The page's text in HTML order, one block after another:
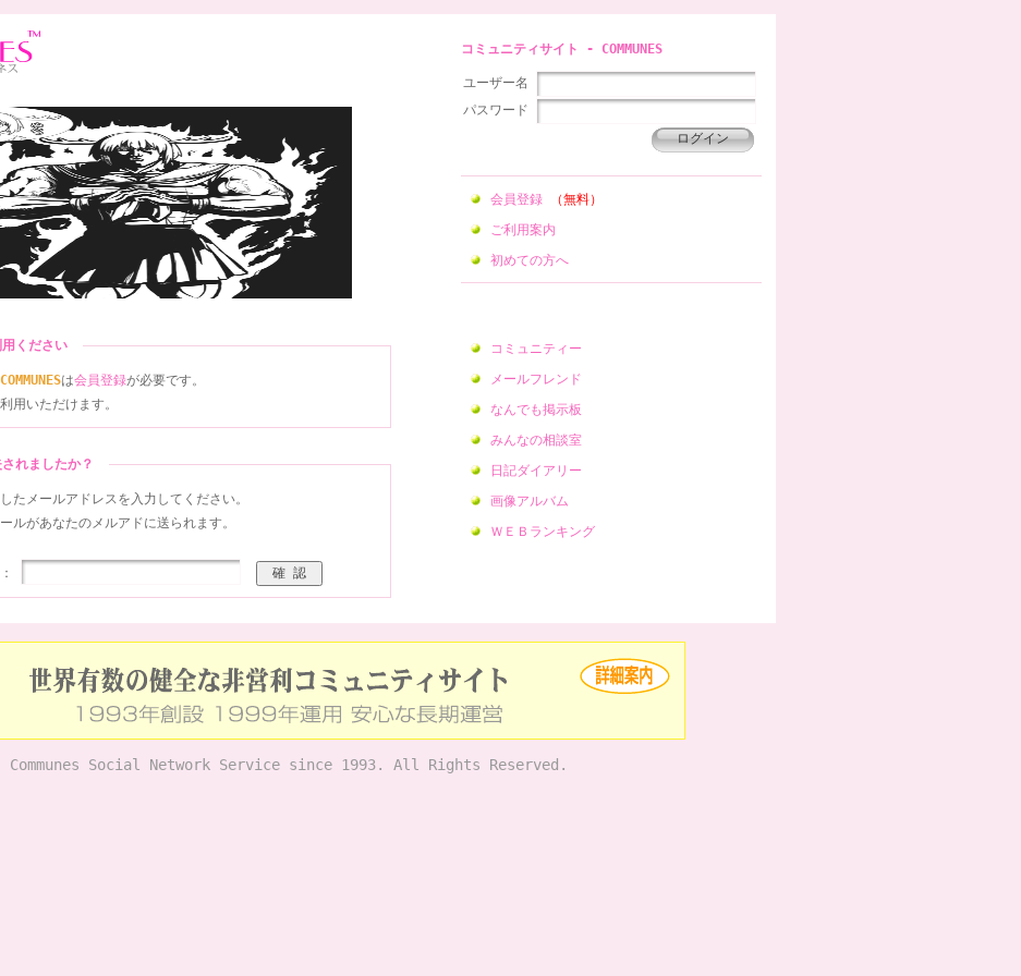
コミュニティサイト - COMMUNES
ユーザー名
パスワード
会員登録
（無料）
ご利用案内
初めての方へ
ください
COMMUNESは会員登録が必要です。
用いただけます。
れましたか？
たメールアドレスを入力してください。
ルがあなたのメルアドに送られます。
コミュニティー
メールフレンド
なんでも掲示板
みんなの相談室
日記ダイアリー
画像アルバム
ＷＥＢランキング
Communes Social Network Service since 1993. All Rights Reserved.